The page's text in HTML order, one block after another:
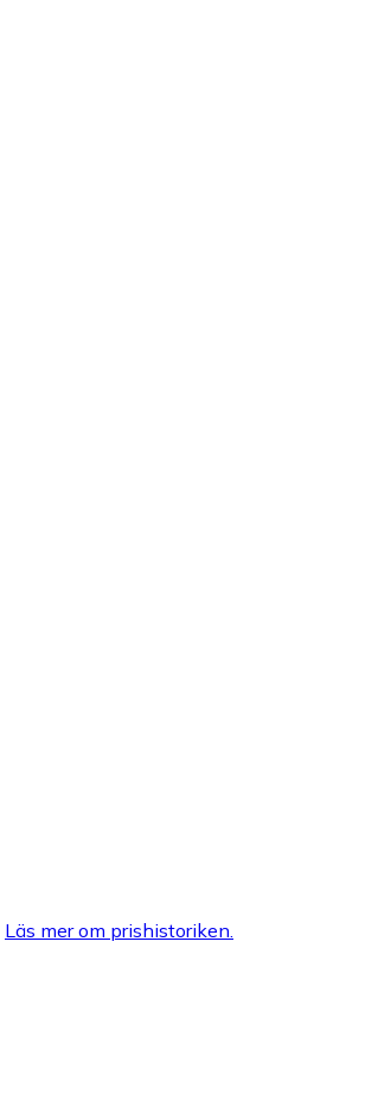
Läs mer om prishistoriken.